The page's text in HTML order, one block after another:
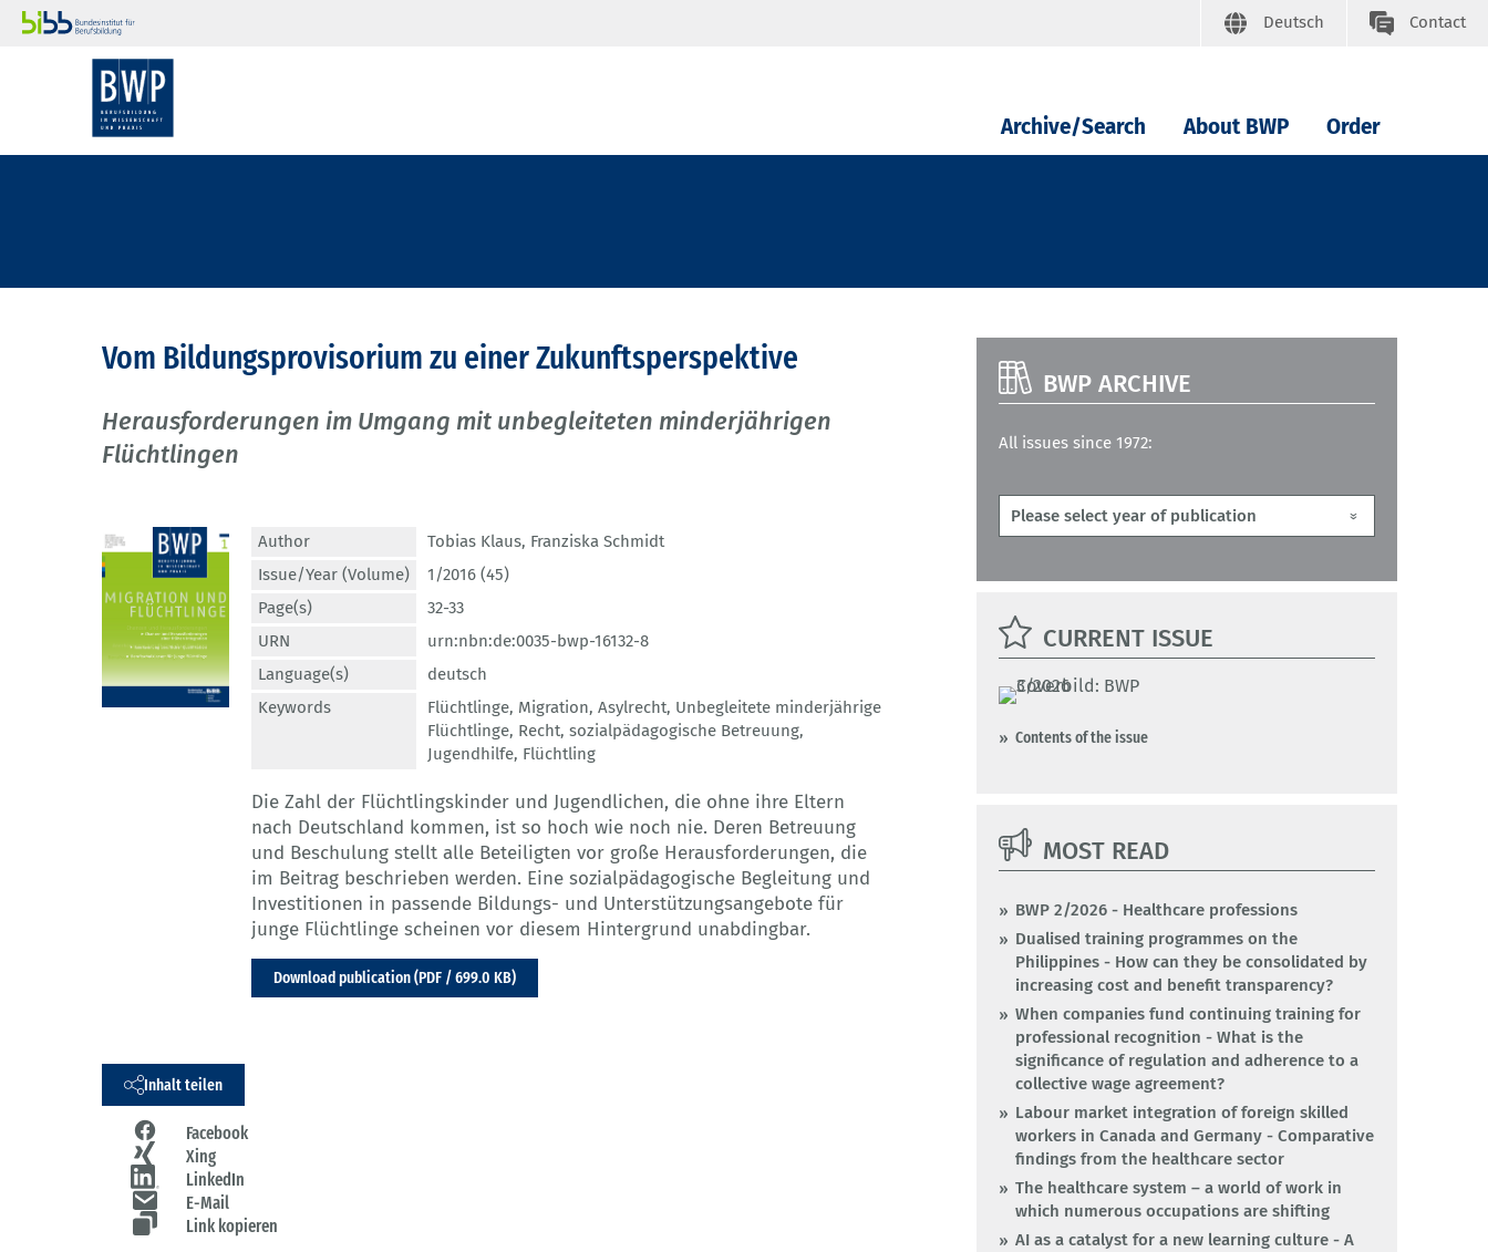
Deutsch Contact
Archive/Search About BWP Order
Vom Bildungsprovisorium zu einer Zukunftsperspektive
Herausforderungen im Umgang mit unbegleiteten minderjährigen
Flüchtlingen
Author Tobias Klaus, Franziska Schmidt
Issue/Year (Volume)
1/2016 (45)
Page(s)
32-33
URN
urn:nbn:de:0035-bwp-16132-8
Language(s)
deutsch
Keywords
Flüchtlinge, Migration, Asylrecht, Unbegleitete minderjährige
Flüchtlinge, Recht, sozialpädagogische Betreuung,
Jugendhilfe, Flüchtling
Die Zahl der Flüchtlingskinder und Jugendlichen, die ohne ihre Eltern
nach Deutschland kommen, ist so hoch wie noch nie. Deren Betreuung
und Beschulung stellt alle Beteiligten vor große Herausforderungen, die
im Beitrag beschrieben werden. Eine sozialpädagogische Begleitung und
Investitionen in passende Bildungs- und Unterstützungsangebote für
junge Flüchtlinge scheinen vor diesem Hintergrund unabdingbar.
Download publication (PDF / 699.0 KB)
Inhalt teilen
Facebook
Xing
LinkedIn
E-Mail
Link kopieren
BWP ARCHIVE
All issues since 1972:
CURRENT ISSUE
Contents of the issue
MOST READ
BWP 2/2026 - Healthcare professions
Dualised training programmes on the
Philippines - How can they be consolidated by
increasing cost and benefit transparency?
When companies fund continuing training for
professional recognition - What is the
significance of regulation and adherence to a
collective wage agreement?
Labour market integration of foreign skilled
workers in Canada and Germany - Comparative
findings from the healthcare sector
The healthcare system – a world of work in
which numerous occupations are shifting
AI as a catalyst for a new learning culture - A